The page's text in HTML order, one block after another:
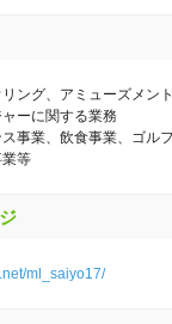
ング、アミューズメント
ーに関する業務
事業、飲食事業、ゴル
等
ml_saiyo17/